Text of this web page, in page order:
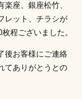
座、銀座松竹、
レット、チラシが
程ございました。
後お客様にご連絡
てありがとうとの